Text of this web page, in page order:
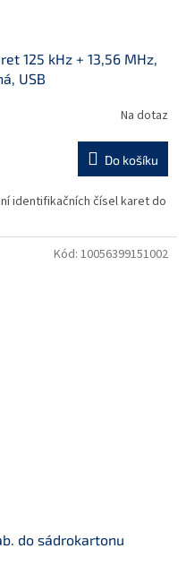
125 kHz + 13,56 MHz,
USB
Na dotaz
Do košíku
identifikačních čísel karet do
do sádrokartonu
Kód: 10056399151002